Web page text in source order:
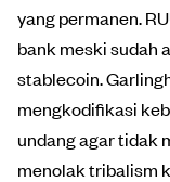
yang permanen.
bank meski sudah
stablecoin.
mengkodifikasi
undang agar tidak
menolak tribalism